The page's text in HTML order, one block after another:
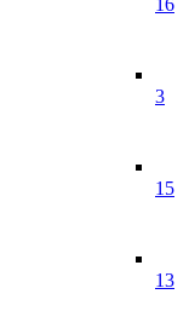
16
3
15
13